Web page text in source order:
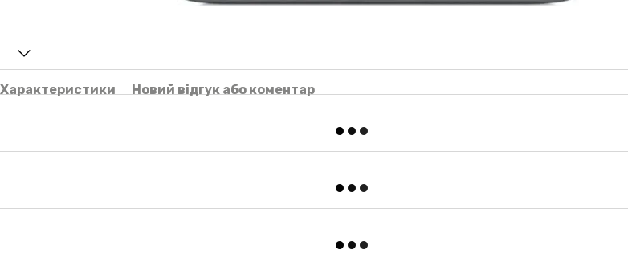
Характеристики Новий відгук або коментар